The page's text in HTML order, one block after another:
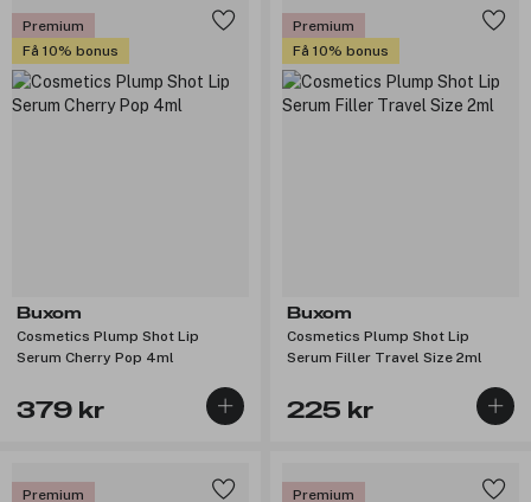
Premium
Få 10% bonus
Buxom
Cosmetics Plump Shot Lip
Serum Cherry Pop 4ml
379 kr
Premium
Få 10% bonus
Buxom
Cosmetics Plump Shot Lip
Serum Filler Travel Size 2ml
225 kr
Premium
Premium